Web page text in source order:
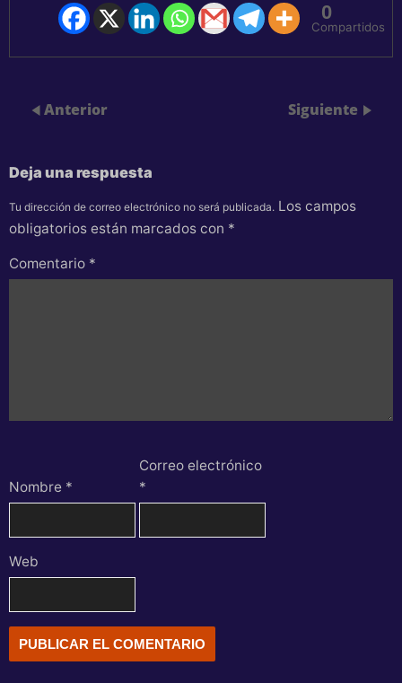
0
Compartidos
Anterior Siguiente
Deja una respuesta
Tu dirección de correo electrónico no será publicada. Los campos
obligatorios están marcados con *
Comentario *
Nombre *
Correo electrónico
*
Web